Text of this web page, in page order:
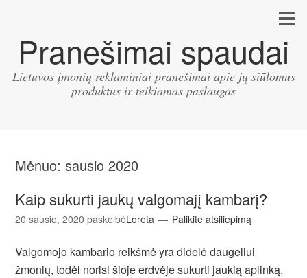
Pranešimai spaudai
Lietuvos įmonių reklaminiai pranešimai apie jų siūlomus
produktus ir teikiamas paslaugas
Mėnuo:sausio 2020
Kaip sukurti jaukų valgomajį kambarį?
20 sausio, 2020 paskelbėLoreta Palikite atsiliepimą
Valgomojo kambario reikšmė yra didelė daugeliui
žmonių, todėl norisi šioje erdvėje sukurti jaukią aplinką.